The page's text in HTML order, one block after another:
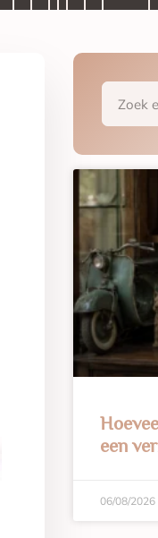
een
06/08/2026